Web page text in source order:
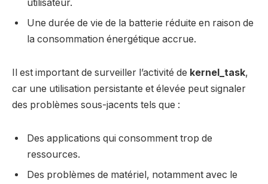
utilisateur.
Une durée de vie de la batterie réduite en raison de
la consommation énergétique accrue.
Il est important de surveiller l’activité de kernel_task,
car une utilisation persistante et élevée peut signaler
des problèmes sous-jacents tels que :
Des applications qui consomment trop de
ressources.
Des problèmes de matériel, notamment avec le